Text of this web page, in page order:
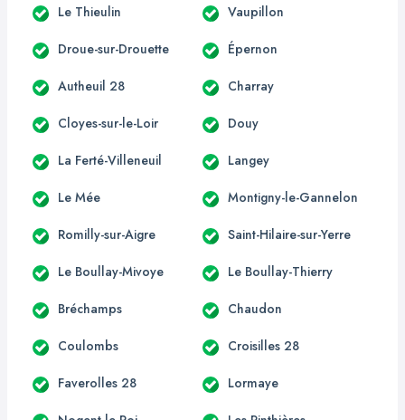
Le Thieulin Vaupillon
Droue-sur-Drouette Épernon
Autheuil 28 Charray
Cloyes-sur-le-Loir Douy
La Ferté-Villeneuil Langey
Le Mée Montigny-le-Gannelon
Romilly-sur-Aigre Saint-Hilaire-sur-Yerre
Le Boullay-Mivoye Le Boullay-Thierry
Bréchamps Chaudon
Coulombs Croisilles 28
Faverolles 28 Lormaye